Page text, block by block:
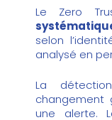
Le Zero
selon
analysé en
La
changement
une alerte.